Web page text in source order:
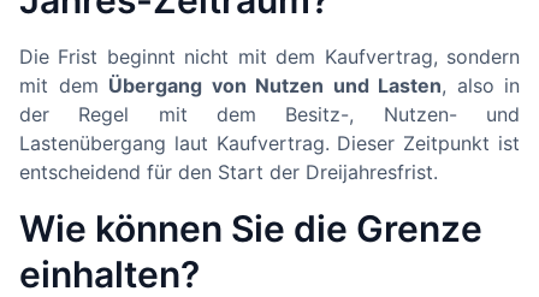
Die Frist beginnt nicht mit dem Kaufvertrag, sondern
mit dem Übergang von Nutzen und Lasten, also in
der Regel mit dem Besitz-, Nutzen- und
Lastenübergang laut Kaufvertrag. Dieser Zeitpunkt ist
entscheidend für den Start der Dreijahresfrist.
Wie können Sie die Grenze
einhalten?